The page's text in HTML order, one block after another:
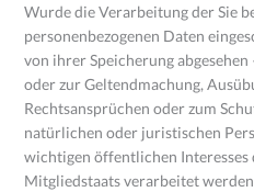
Wurde die Verarbeitung der Sie
personenbezogenen Daten
von ihrer Speicherung
oder zur Geltendmachung,
Rechtsansprüchen oder zum
natürlichen oder juristischen
wichtigen öffentlichen Interesses
Mitgliedstaats verarbeitet